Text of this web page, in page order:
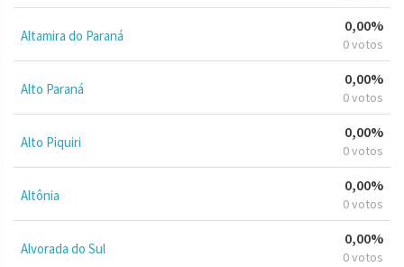
Altamira do Paraná
0,00%
0 votos
Alto Paraná
0,00%
0 votos
Alto Piquiri
0,00%
0 votos
Altônia
0,00%
0 votos
Alvorada do Sul
0,00%
0 votos